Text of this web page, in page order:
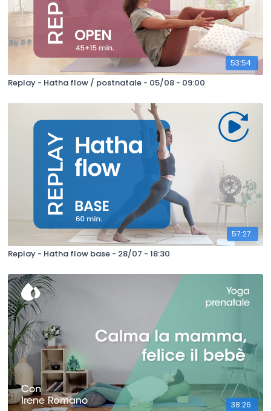
53:54
Replay - Hatha flow / postnatale - 05/08 - 09:00
57:27
Replay - Hatha flow base - 28/07 - 18:30
38:26